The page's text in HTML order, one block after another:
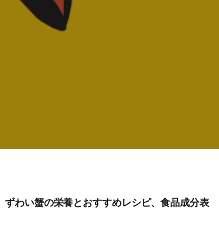
ずわい蟹の栄養とおすすめレシピ、食品成分表